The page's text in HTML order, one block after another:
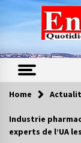
content
Contes
Home
Industrie
experts de l’UA